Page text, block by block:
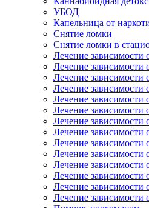
УБОД
Капельница от
Снятие ломки
Снятие ломки в
Лечение зависимости
Лечение зависимости
Лечение зависимости
Лечение зависимости
Лечение зависимости
Лечение зависимости
Лечение зависимости
Лечение зависимости
Лечение зависимости
Лечение зависимости
Лечение зависимости
Лечение зависимости
Лечение зависимости
Лечение зависимости